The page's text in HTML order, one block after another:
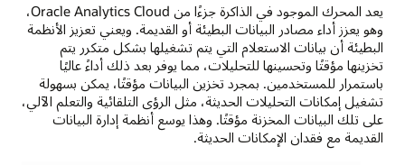
من
خدمات
OCI
بسلاسة
مع
OAC
لمستخدمي
الأعمال
لاستخدامها
يعد المحرك الموجود في الذاكرة جزءًا من Oracle Analytics Cloud،
وهو يعزز أداء مصادر البيانات البطيئة أو القديمة. ويعني تعزيز الأنظمة
البطيئة أن بيانات الاستعلام التي يتم تشغيلها بشكل متكرر يتم
تخزينها مؤقتًا وتحسينها للتحليلات، مما يوفر بعد ذلك أداءً عاليًا
باستمرار للمستخدمين. بمجرد تخزين البيانات مؤقتًا، يمكن بسهولة
تشغيل إمكانات التحليلات الحديثة، مثل الرؤى التلقائية والتعلم الآلي،
على تلك البيانات المخزنة مؤقتًا. وهذا يوسع أنظمة إدارة البيانات
القديمة مع فقدان الإمكانات الحديثة.